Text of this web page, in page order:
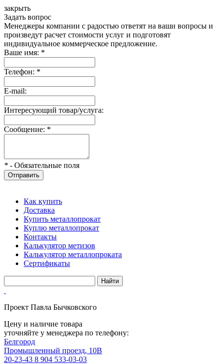
закрыть
Задать вопрос
Менеджеры компании с радостью ответят на ваши вопросы и
произведут расчет стоимости услуг и подготовят
индивидуальное коммерческое предложение.
Ваше имя: *
Телефон: *
E-mail:
Интересующий товар/услуга:
Сообщение: *
* - Обязательные поля
Отправить
Как купить
Доставка
Купить металлопрокат
Куплю металлопрокат
Контакты
Калькулятор метизов
Калькулятор металлопроката
Сертификаты
Проект Павла Бычковского
Цену и наличие товара
уточняйте у менеджера по телефону:
Белгород
Промышленный проезд, 10В
20-23-43 8 904 533-03-03